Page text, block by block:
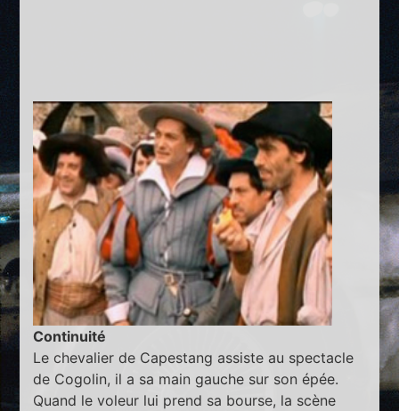
Continuité
Le chevalier de Capestang assiste au spectacle
de Cogolin, il a sa main gauche sur son épée.
Quand le voleur lui prend sa bourse, la scène